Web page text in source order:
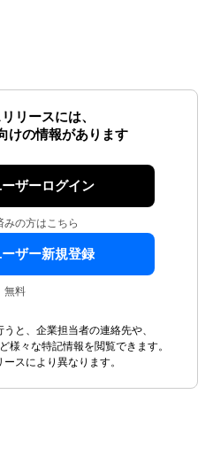
リースには、
けの情報があります
ザーログイン
みの方はこちら
ザー新規登録
無料
と、企業担当者の連絡先や、
様々な特記情報を閲覧できます。
スにより異なります。